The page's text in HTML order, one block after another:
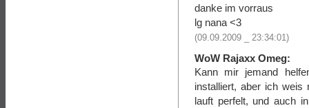
danke im vorraus
lg nana <3
(09.09.2009 _ 23:34:01)
WoW Rajaxx Omeg:
Kann mir jemand
installiert, aber ich weis
lauft perfelt, und auch